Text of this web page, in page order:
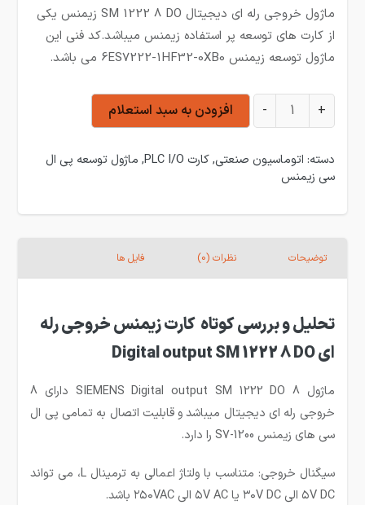
ماژول خروجی رله ای دیجیتال SM 1222 8 DO زیمنس یکی
از کارت های توسعه پر استفاده زیمنس میباشد.کد فنی این
ماژول توسعه زیمنس 6ES7222-1HF32-0XB0 می باشد.
کارت زیمنس خروجی رله ای Digital output SM 1222 8 DO عدد
+
- افزودن به سبد استعلام
دسته: اتوماسیون صنعتی,کارت PLC I/O , ماژول توسعه پی ال
سی زیمنس
توضیحات نظرات (0) فایل ها
تحلیل و بررسی کوتاه کارت زیمنس خروجی رله
ای Digital output SM 1222 8 DO
ماژولSIEMENS Digital output SM 1222 DO 8
دارای 8
خروجی رله ای دیجیتال میباشد و قابلیت اتصال به تمامی پی ال
سی های زیمنس S7-1200 را دارد.
سیگنال خروجی: متناسب با ولتاژ اعمالی به ترمینال L، می تواند
۵V DC الی ۳۰V DC یا ۵V AC الی ۲۵۰VAC باشد.